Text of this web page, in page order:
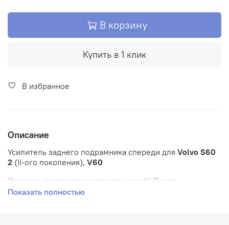
В корзину
Купить в 1 клик
В избранное
Описание
Усилитель заднего подрамника спереди для Volvo S60
2 (II-ого поколения), V60
Изделие изготавливается под заказ!!! После
оформления заказа мы с Вами свяжемся по поводу
Показать полностью